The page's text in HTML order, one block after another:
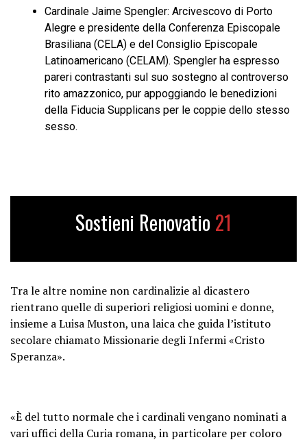
Cardinale Jaime Spengler: Arcivescovo di Porto
Alegre e presidente della Conferenza Episcopale
Brasiliana (CELA) e del Consiglio Episcopale
Latinoamericano (CELAM). Spengler ha espresso
pareri contrastanti sul suo sostegno al controverso
rito amazzonico, pur appoggiando le benedizioni
della Fiducia Supplicans per le coppie dello stesso
sesso.
Sostieni Renovatio 21
Tra le altre nomine non cardinalizie al dicastero
rientrano quelle di superiori religiosi uomini e donne,
insieme a Luisa Muston, una laica che guida l’istituto
secolare chiamato Missionarie degli Infermi «Cristo
Speranza».
«È del tutto normale che i cardinali vengano nominati a
vari uffici della Curia romana, in particolare per coloro